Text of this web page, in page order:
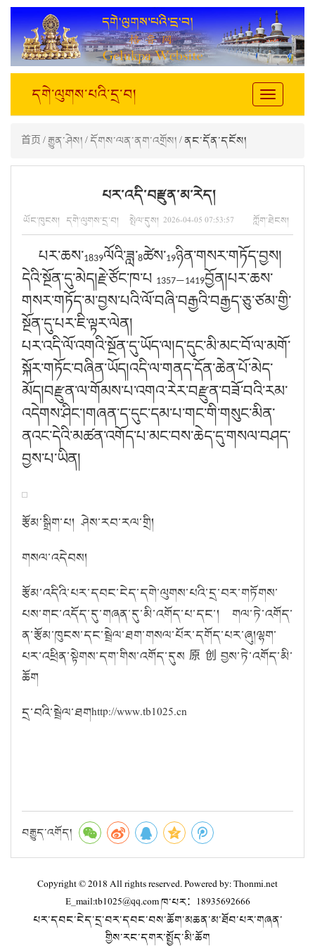
Toggle
navigation
དགེ་ལུགས་པའི་དྲ་བ།
首页/རྒྱུན་ཤེས།/དོགས་ལན་ནག་འགྲོས།/ ནང་དོན་དངོས།
པར་འདི་བརྫུན་མ་རེད།
ཡོང་ཁུངས། དགེ་ལུགས་དྲ་བ། སྤེལ་དུས། 2026-04-05 07:53:57 ཀློག་ཐེངས།
པར་ཆས་1839ལོའི་ཟླ་8ཚེས་19ཉིན་གསར་གཏོད་བྱས།
དེའི་སྔོན་དུ་མེད།རྗེ་ཙོང་ཁ་པ 1357—1419བྱོན།པར་ཆས་
གསར་གཏོད་མ་བྱས་པའི་ལོ་བཞི་བརྒྱའི་བརྒྱད་ཅུ་ཙམ་གྱི་
སྔོན་དུ་པར་ཇི་ལྟར་ལེན།
པར་འདི་ལོ་འགའི་སྔོན་དུ་ཡོད་ལ།ད་དུང་མི་མང་བོ་ལ་མགོ་
སྐོར་གཏོང་བཞིན་ཡོད།འདི་ལ་གནད་དོན་ཆེན་པོ་མེད་
མོད།བརྫུན་ལ་གོམས་པ་འགའ་རེར་བརྫུན་བཟོ་བའི་རམ་
འདེགས་ཤིང་།གཞན་ད་དུང་དམ་པ་གང་གི་གསུང་མིན་
ནའང་དེའི་མཚན་འགོད་པ་མང་བས་ཆེད་དུ་གསལ་བཤད་
བྱས་པ་ཡིན།
རྩོམ་སྒྲིག་པ། ཤེས་རབ་རལ་གྲི།
གསལ་འདེབས།
རྩོམ་འདིའི་པར་དབང་ངེད་དགེ་ལུགས་པའི་དྲ་བར་གཏོགས་
པས་གང་འདོད་དུ་གཞན་དུ་མི་འགོད་པ་དང་། གལ་ཏེ་འགོད་
ན་རྩོམ་ཁུངས་དང་སྦྲེལ་ཐག་གསལ་པོར་དགོད་པར་ཞུ།ལྷག་
པར་འཕྲིན་སྟེགས་དག་གིས་འགོད་དུས原创བྱས་ཏེ་འགོད་མི་
ཆོག
དྲ་བའི་སྦྲེལ་ཐགhttp://www.tb1025.cn
བརྒྱུད་འགོད།
Copyright © 2018 All rights reserved. Powered by: Thonmi.net
E_mail:tb1025@qq.com ཁ་པར：18935692666
པར་དབང་ངེད་དྲ་བར་དབང་བས་ཆོག་མཆན་མ་ཐོབ་པར་གཞན་
གྱིས་རང་དགར་སྤྱོད་མི་ཆོག